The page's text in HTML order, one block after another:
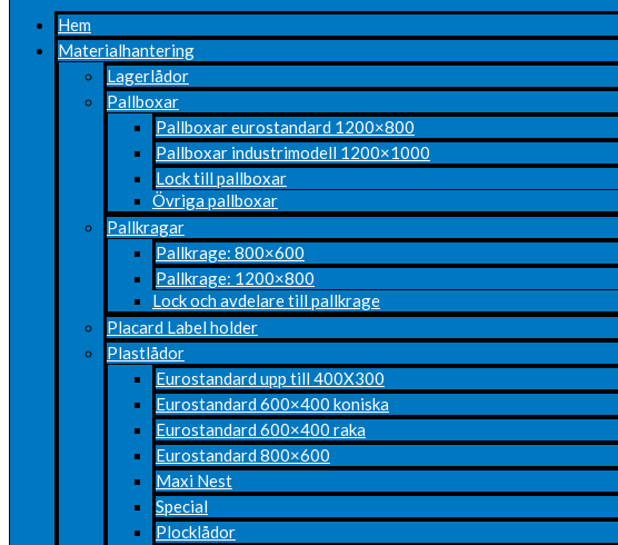
Hem
Materialhantering
Lagerlådor
Pallboxar
Pallboxar eurostandard 1200×800
Pallboxar industrimodell 1200×1000
Lock till pallboxar
Övriga pallboxar
Pallkragar
Pallkrage: 800×600
Pallkrage: 1200×800
Lock och avdelare till pallkrage
Placard Label holder
Plastlådor
Eurostandard upp till 400X300
Eurostandard 600×400 koniska
Eurostandard 600×400 raka
Eurostandard 800×600
Maxi Nest
Special
Plocklådor